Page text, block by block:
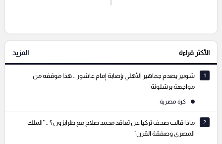
إرسال تعليق
التعليقات السابقة
الأكثر قراءة المزيد
1
شوبير يصدم جماهير الأهلي بإصابة إمام عاشور .. هذا موقفه من
مواجهة برشلونة
كرة مصرية
2
ماذا قالت صحف تركيا عن تعاقد محمد صلاح مع طرابزون ؟ .. "الملك
المصري وصفقة القرن"